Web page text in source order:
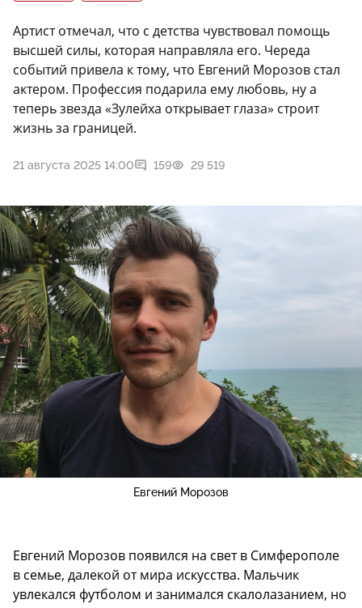
Артист отмечал, что с детства чувствовал помощь
высшей силы, которая направляла его. Череда
событий привела к тому, что Евгений Морозов стал
актером. Профессия подарила ему любовь, ну а
теперь звезда «Зулейха открывает глаза» строит
жизнь за границей.
21 августа 2025 14:00 159 29 519
Евгений Морозов
Евгений Морозов появился на свет в Симферополе
в семье, далекой от мира искусства. Мальчик
увлекался футболом и занимался скалолазанием, но